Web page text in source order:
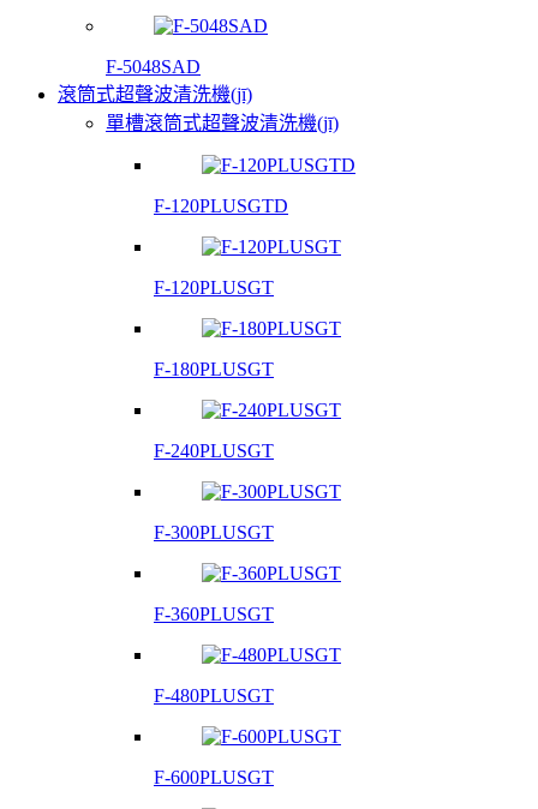
F-5048SAD
滾筒式超聲波清洗機(jī)
單槽滾筒式超聲波清洗機(jī)
F-120PLUSGTD
F-120PLUSGT
F-180PLUSGT
F-240PLUSGT
F-300PLUSGT
F-360PLUSGT
F-480PLUSGT
F-600PLUSGT